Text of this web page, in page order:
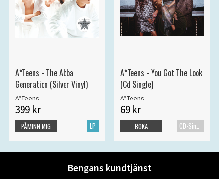
A*Teens - The Abba
Generation (Silver Vinyl)
A*Teens
399 kr
LP
PÅMINN MIG
A*Teens - You Got The Look
(Cd Single)
A*Teens
69 kr
CD-Singel
BOKA
Bengans kundtjänst